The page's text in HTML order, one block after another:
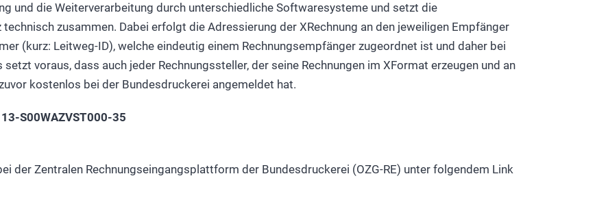
und die Weiterverarbeitung durch unterschiedliche Softwaresysteme und setzt die
zusammen. Dabei erfolgt die Adressierung der XRechnung an den jeweiligen Empfänger
(kurz: Leitweg-ID), welche eindeutig einem Rechnungsempfänger zugeordnet ist und daher bei
voraus, dass auch jeder Rechnungssteller, der seine Rechnungen im XFormat erzeugen und an
kostenlos bei der Bundesdruckerei angemeldet hat.
S00WAZVST000-35
der Zentralen Rechnungs­eingangsplattform der Bundesdruckerei (OZG-RE) unter folgendem Link